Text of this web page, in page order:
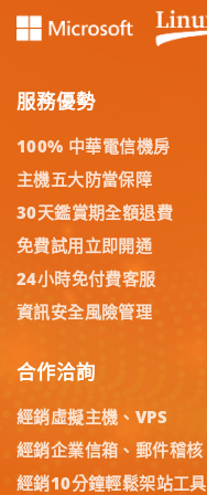
服務優勢
100% 中華電信機房
主機五大防當保障
30天鑑賞期全額退費
免費試用立即開通
24小時免付費客服
資訊安全風險管理
合作洽詢
經銷虛擬主機、VPS
經銷企業信箱、郵件稽核
經銷10分鐘輕鬆架站工具